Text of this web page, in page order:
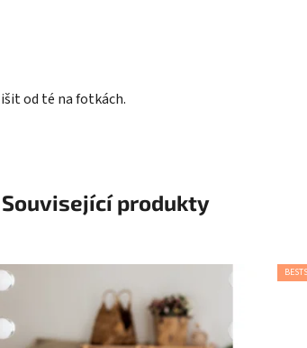
od té na fotkách.
Související produkty